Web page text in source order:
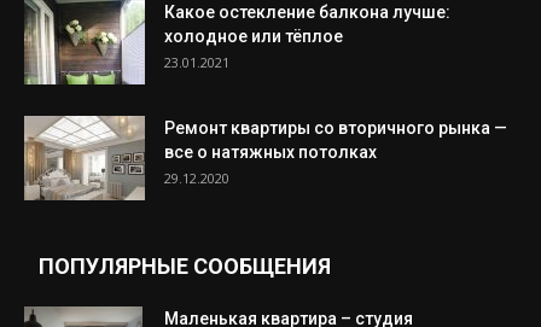
Какое остекление балкона лучше:
холодное или тёплое
23.01.2021
Ремонт квартиры со вторичного рынка —
все о натяжных потолках
29.12.2020
ПОПУЛЯРНЫЕ СООБЩЕНИЯ
Маленькая квартира – студия